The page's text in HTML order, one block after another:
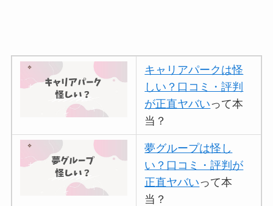
キャリアパークは怪
しい？口コミ・評判
が正直ヤバいって本
当？
夢グループは怪し
い？口コミ・評判が
正直ヤバいって本
当？